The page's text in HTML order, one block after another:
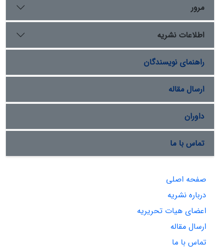
مرور
اطلاعات نشریه
راهنمای نویسندگان
ارسال مقاله
داوران
تماس با ما
صفحه اصلی
درباره نشریه
اعضای هیات تحریریه
ارسال مقاله
تماس با ما